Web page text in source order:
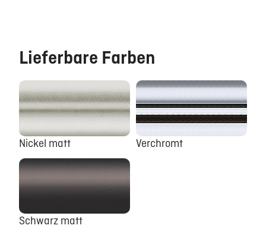
Lieferbare Farben
Nickel matt Verchromt
Schwarz matt